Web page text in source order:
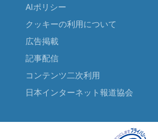
AIポリシー
クッキーの利用について
広告掲載
記事配信
コンテンツ二次利用
日本インターネット報道協会